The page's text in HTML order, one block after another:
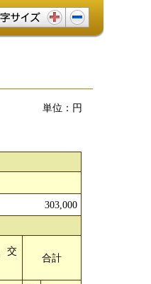
単位：円
303,000
交
合計